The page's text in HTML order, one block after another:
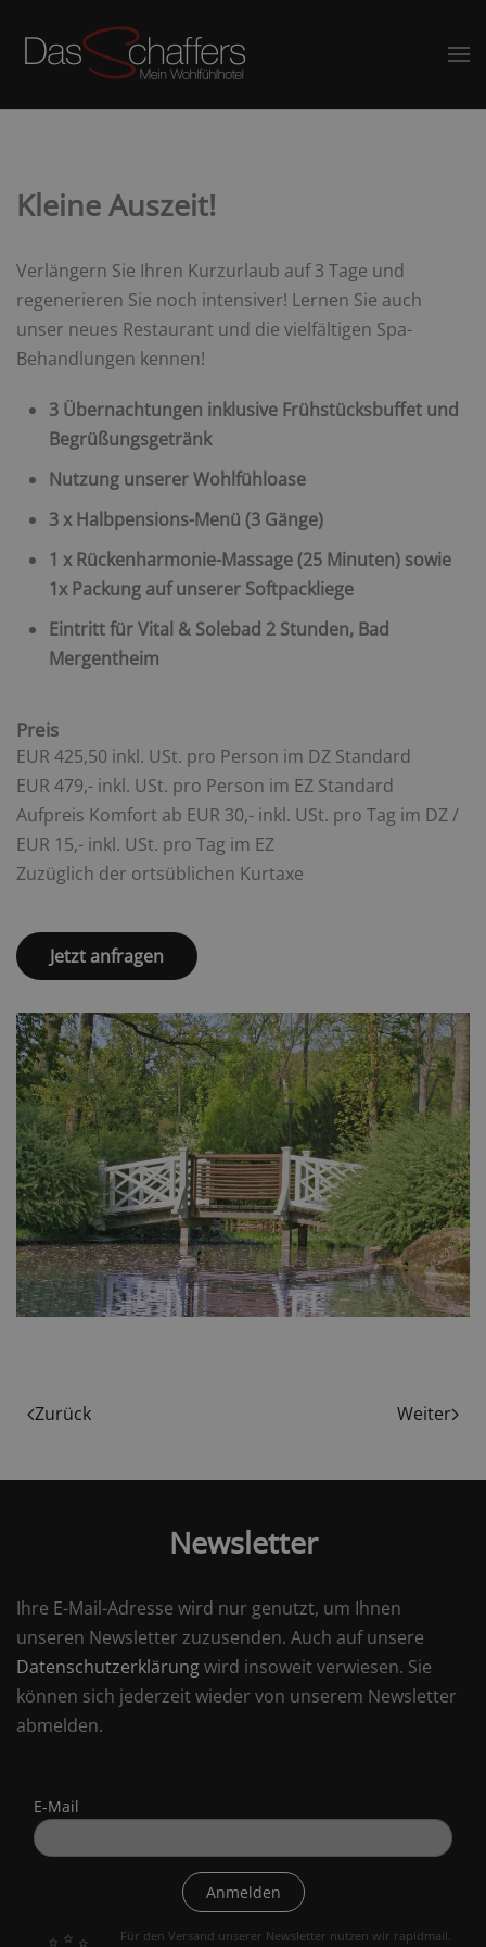
Kleine Auszeit!
Verlängern Sie Ihren Kurzurlaub auf 3 Tage und
regenerieren Sie noch intensiver! Lernen Sie auch
unser neues Restaurant und die vielfältigen Spa-
Behandlungen kennen!
3 Übernachtungen inklusive Frühstücksbuffet und
Begrüßungsgetränk
Nutzung unserer Wohlfühloase
3 x Halbpensions-Menü (3 Gänge)
1 x Rückenharmonie-Massage (25 Minuten) sowie
1x Packung auf unserer Softpackliege
Eintritt für Vital & Solebad 2 Stunden, Bad
Mergentheim
Preis
EUR 425,50 inkl. USt. pro Person im DZ Standard
EUR 479,- inkl. USt. pro Person im EZ Standard
Aufpreis Komfort ab EUR 30,- inkl. USt. pro Tag im DZ /
EUR 15,- inkl. USt. pro Tag im EZ
Zuzüglich der ortsüblichen Kurtaxe
Jetzt anfragen
Zurück Weiter
Newsletter
Ihre E-Mail-Adresse wird nur genutzt, um Ihnen
unseren Newsletter zuzusenden. Auch auf unsere
Datenschutzerklärungwird insoweit verwiesen. Sie
können sich jederzeit wieder von unserem Newsletter
abmelden.
E-Mail
Anmelden
Für den Versand unserer Newsletter nutzen wir rapidmail.